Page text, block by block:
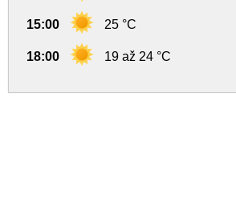
15:00 25 °C
18:00 19 až 24 °C